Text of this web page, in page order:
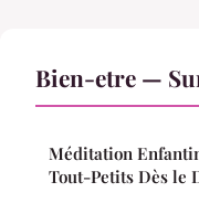
Bien-etre —
Méditation
Tout-Petits Dès le